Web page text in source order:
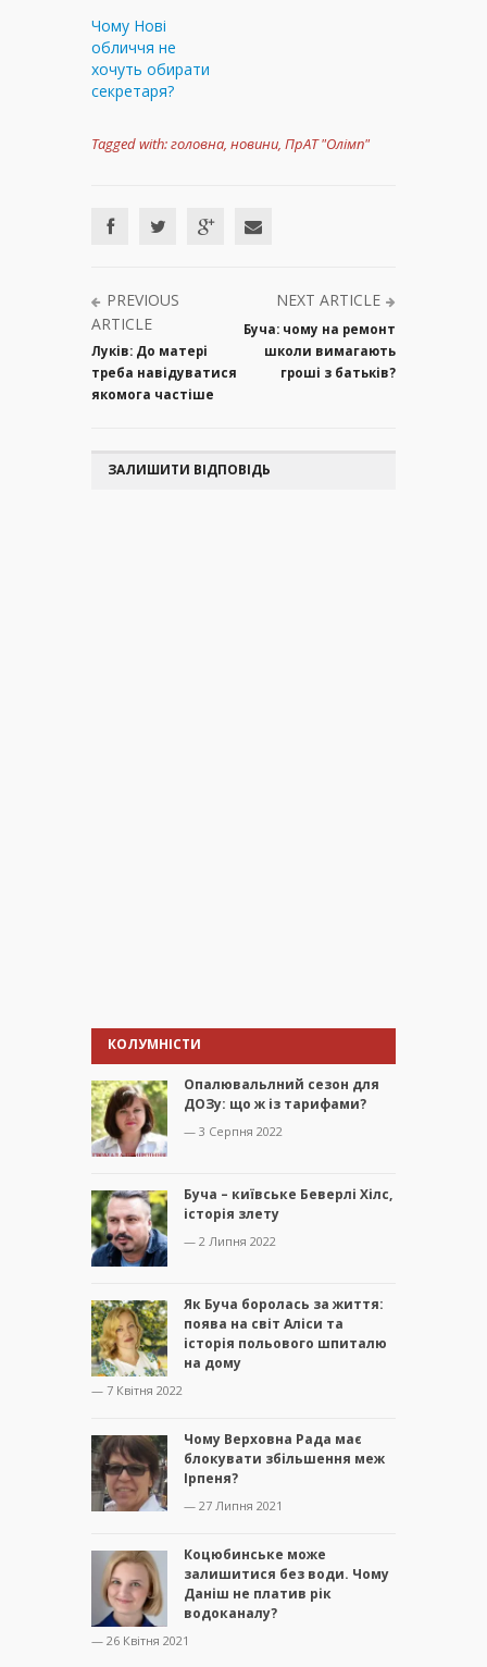
Чому Нові
обличчя не
хочуть обирати
секретаря?
Tagged with:головна, новини, ПрАТ "Олімп"
PREVIOUS
ARTICLE
Луків: До матері
треба навідуватися
якомога частіше
NEXT ARTICLE
Буча: чому на ремонт
школи вимагають
гроші з батьків?
ЗАЛИШИТИ ВІДПОВІДЬ
КОЛУМНІСТИ
Опалювальлний сезон для
ДОЗу: що ж із тарифами?
— 3 Серпня 2022
Буча – київське Беверлі Хілс,
історія злету
— 2 Липня 2022
Як Буча боролась за життя:
поява на світ Аліси та
історія польового шпиталю
на дому
— 7 Квітня 2022
Чому Верховна Рада має
блокувати збільшення меж
Ірпеня?
— 27 Липня 2021
Коцюбинське може
залишитися без води. Чому
Даніш не платив рік
водоканалу?
— 26 Квітня 2021